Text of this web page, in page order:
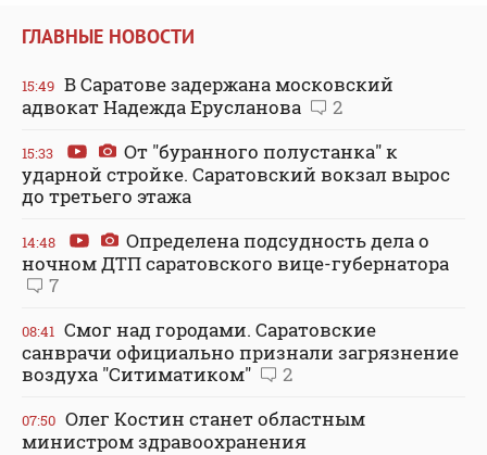
ГЛАВНЫЕ НОВОСТИ
15:49 В Саратове задержана московский
адвокат Надежда Ерусланова
2
15:33
От "буранного полустанка" к
ударной стройке. Саратовский вокзал вырос
до третьего этажа
14:48
Определена подсудность дела о
ночном ДТП саратовского вице-губернатора
7
08:41 Смог над городами. Саратовские
санврачи официально признали загрязнение
воздуха "Ситиматиком"
2
07:50 Олег Костин станет областным
министром здравоохранения